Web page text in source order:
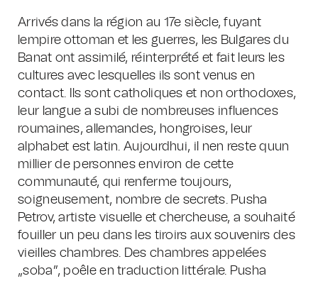
Arrivés dans la région au 17e siècle, fuyant
lempire ottoman et les guerres, les Bulgares du
Banat ont assimilé, réinterprété et fait leurs les
cultures avec lesquelles ils sont venus en
contact. Ils sont catholiques et non orthodoxes,
leur langue a subi de nombreuses influences
roumaines, allemandes, hongroises, leur
alphabet est latin. Aujourdhui, il nen reste quun
millier de personnes environ de cette
communauté, qui renferme toujours,
soigneusement, nombre de secrets. Pusha
Petrov, artiste visuelle et chercheuse, a souhaité
fouiller un peu dans les tiroirs aux souvenirs des
vieilles chambres. Des chambres appelées
„soba”, poêle en traduction littérale. Pusha